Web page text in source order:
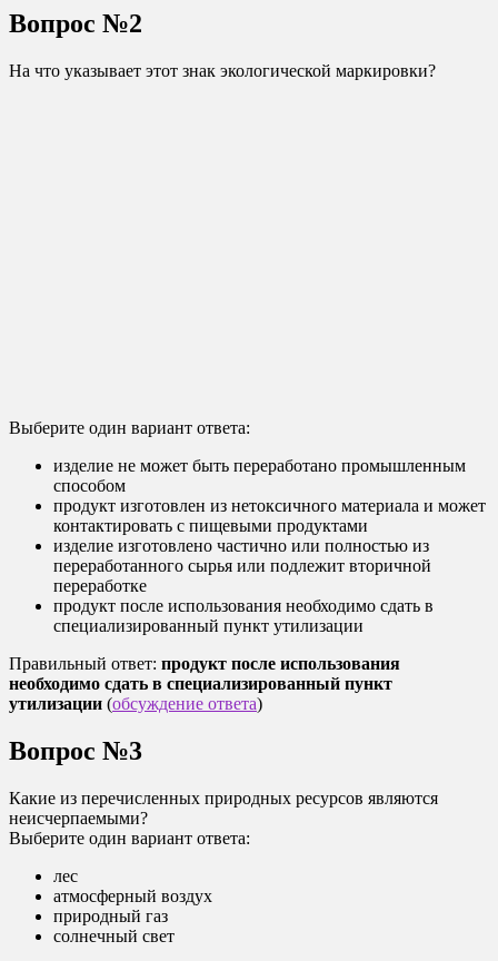
Вопрос №2
На что указывает этот знак экологической маркировки?
Выберите один вариант ответа:
изделие не может быть переработано промышленным
способом
продукт изготовлен из нетоксичного материала и может
контактировать с пищевыми продуктами
изделие изготовлено частично или полностью из
переработанного сырья или подлежит вторичной
переработке
продукт после использования необходимо сдать в
специализированный пункт утилизации
Правильный ответ: продукт после использования
необходимо сдать в специализированный пункт
утилизации (обсуждение ответа)
Вопрос №3
Какие из перечисленных природных ресурсов являются
неисчерпаемыми?
Выберите один вариант ответа:
лес
атмосферный воздух
природный газ
солнечный свет